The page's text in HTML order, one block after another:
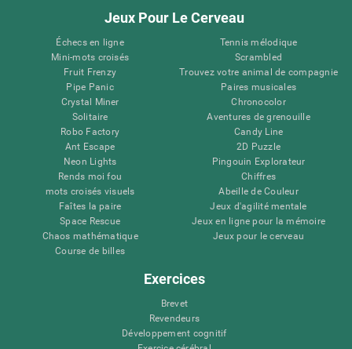
Jeux Pour Le Cerveau
Échecs en ligne
Mini-mots croisés
Fruit Frenzy
Pipe Panic
Crystal Miner
Solitaire
Robo Factory
Ant Escape
Neon Lights
Rends moi fou
mots croisés visuels
Faîtes la paire
Space Rescue
Chaos mathématique
Course de billes
Tennis mélodique
Scrambled
Trouvez votre animal de compagnie
Paires musicales
Chronocolor
Aventures de grenouille
Candy Line
2D Puzzle
Pingouin Explorateur
Chiffres
Abeille de Couleur
Jeux d'agilité mentale
Jeux en ligne pour la mémoire
Jeux pour le cerveau
Exercices
Brevet
Revendeurs
Développement cognitif